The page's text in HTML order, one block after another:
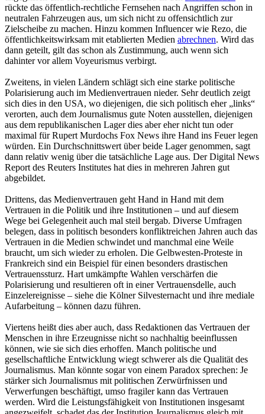
rückte das öffentlich-rechtliche Fernsehen nach Angriffen schon in
neutralen Fahrzeugen aus, um sich nicht zu offensichtlich zur
Zielscheibe zu machen. Hinzu kommen Influencer wie Rezo, die
öffentlichkeitswirksam mit etablierten Medien abrechnen. Wird das
dann geteilt, gilt das schon als Zustimmung, auch wenn sich
dahinter vor allem Voyeurismus verbirgt.
Zweitens, in vielen Ländern schlägt sich eine starke politische
Polarisierung auch im Medienvertrauen nieder. Sehr deutlich zeigt
sich dies in den USA, wo diejenigen, die sich politisch eher „links“
verorten, auch dem Journalismus gute Noten ausstellen, diejenigen
aus dem republikanischen Lager dies aber eher nicht tun oder
maximal für Rupert Murdochs Fox News ihre Hand ins Feuer legen
würden. Ein Durchschnittswert über beide Lager genommen, sagt
dann relativ wenig über die tatsächliche Lage aus. Der Digital News
Report des Reuters Institutes hat dies in mehreren Jahren gut
abgebildet.
Drittens, das Medienvertrauen geht Hand in Hand mit dem
Vertrauen in die Politik und ihre Institutionen – und auf diesem
Wege bei Gelegenheit auch mal steil bergab. Diverse Umfragen
belegen, dass in politisch besonders konfliktreichen Jahren auch das
Vertrauen in die Medien schwindet und manchmal eine Weile
braucht, um sich wieder zu erholen. Die Gelbwesten-Proteste in
Frankreich sind ein Beispiel für einen besonders drastischen
Vertrauenssturz. Hart umkämpfte Wahlen verschärfen die
Polarisierung und resultieren oft in einer Vertrauensdelle, auch
Einzelereignisse – siehe die Kölner Silvesternacht und ihre mediale
Aufarbeitung – können dazu führen.
Viertens heißt dies aber auch, dass Redaktionen das Vertrauen der
Menschen in ihre Erzeugnisse nicht so nachhaltig beeinflussen
können, wie sie sich dies erhoffen. Manch politische und
gesellschaftliche Entwicklung wiegt schwerer als die Qualität des
Journalismus. Man könnte sogar von einem Paradox sprechen: Je
stärker sich Journalismus mit politischen Zerwürfnissen und
Verwerfungen beschäftigt, umso fragiler kann das Vertrauen
werden. Wird die Leistungsfähigkeit von Institutionen insgesamt